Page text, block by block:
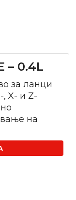
– 0.4L
за ланци
X- и Z-
на